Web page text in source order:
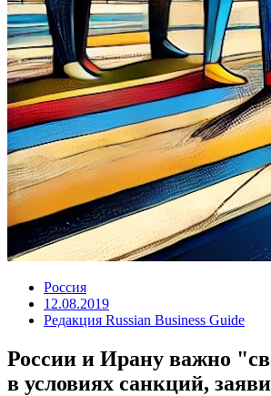
Россия
12.08.2019
Редакция Russian Business Guide
России и Ирану важно
в условиях санкций,